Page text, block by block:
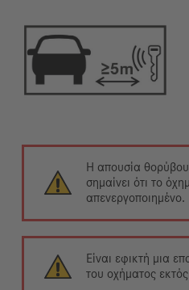
Η απουσία
σημαίνει ότι το
απενεργοποιημένο.
Είναι εφικτή μια
του οχήματος εκτός